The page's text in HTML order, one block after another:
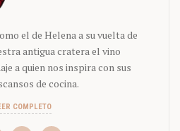
el de Helena a su vuelta de
antigua cratera el vino
a quien nos inspira con sus
de cocina.
COMPLETO